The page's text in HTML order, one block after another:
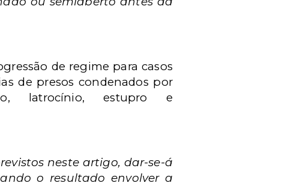
de regime para casos
de presos condenados por
latrocínio, estupro e
neste artigo, dar-se-á
o resultado envolver a